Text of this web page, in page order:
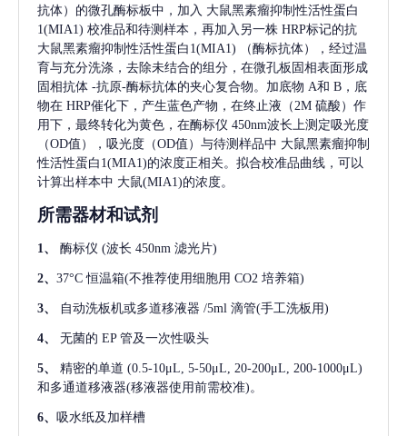
抗体）的微孔酶标板中，加入 大鼠黑素瘤抑制性活性蛋白
1(MIA1) 校准品和待测样本，再加入另一株 HRP标记的抗
大鼠黑素瘤抑制性活性蛋白1(MIA1)
（酶标抗体），经过温
育与充分洗涤，去除未结合的组分，在微孔板固相表面形成
固相抗体 -抗原-酶标抗体的夹心复合物。加底物 A和 B，底
物在 HRP催化下，产生蓝色产物，在终止液（2M 硫酸）作
用下，最终转化为黄色，在酶标仪 450nm波长上测定吸光度
（OD值），吸光度（OD值）与待测样品中 大鼠黑素瘤抑制
性活性蛋白1(MIA1)的浓度正相关。拟合校准品曲线，可以
计算出样本中 大鼠(MIA1)的浓度。
所需器材和试剂
1、 酶标仪 (波长 450nm 滤光片)
2、 37°C 恒温箱(不推荐使用细胞用 CO2 培养箱)
3、 自动洗板机或多道移液器 /5ml 滴管(手工洗板用)
4、 无菌的 EP 管及一次性吸头
5、 精密的单道 (0.5-10μL, 5-50μL, 20-200μL, 200-1000μL)
和多通道移液器(移液器使用前需校准)。
6、 吸水纸及加样槽